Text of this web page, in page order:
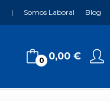
| Somos Laboral Blog
0 0,00 €